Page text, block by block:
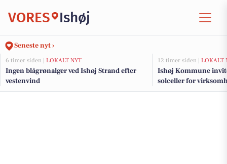
VORES Ishøj
Seneste nyt ›
6 timer siden | LOKALT NYT
Ingen blågrønalger ved Ishøj Strand efter
vestenvind
12 timer siden | LOKALT
Ishøj Kommune
solceller for